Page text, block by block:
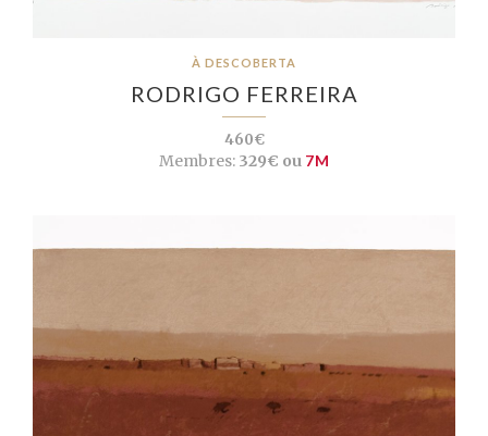
À DESCOBERTA
RODRIGO FERREIRA
460€
Membres:329€ ou 7M